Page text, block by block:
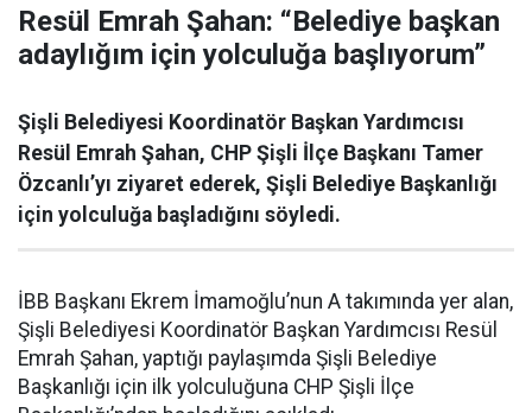
Resül Emrah Şahan: “Belediye başkan
adaylığım için yolculuğa başlıyorum”
Şişli Belediyesi Koordinatör Başkan Yardımcısı
Resül Emrah Şahan, CHP Şişli İlçe Başkanı Tamer
Özcanlı’yı ziyaret ederek, Şişli Belediye Başkanlığı
için yolculuğa başladığını söyledi.
İBB Başkanı Ekrem İmamoğlu’nun A takımında yer alan,
Şişli Belediyesi Koordinatör Başkan Yardımcısı Resül
Emrah Şahan, yaptığı paylaşımda Şişli Belediye
Başkanlığı için ilk yolculuğuna CHP Şişli İlçe